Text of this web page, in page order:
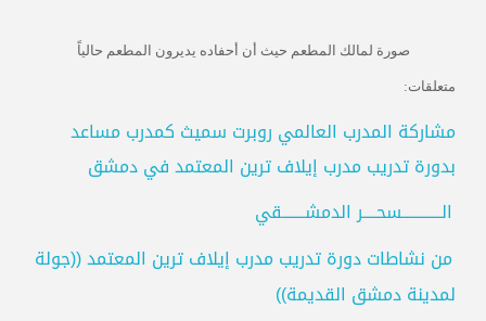
صورة لمالك المطعم حيث أن أحفاده يديرون المطعم حالياً
متعلقات:
مشاركة المدرب العالمي روبرت سميث كمدرب مساعد
بدورة تدريب مدرب إيلاف ترين المعتمد في دمشق
الــــــــــــسحــــر الدمشـــــــقي
من نشاطات دورة تدريب مدرب إيلاف ترين المعتمد ((جولة
لمدينة دمشق القديمة))